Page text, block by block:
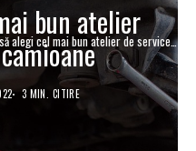
alegi cel mai bun atelier de service
camioane
bun atelier
3 MIN. CITIRE